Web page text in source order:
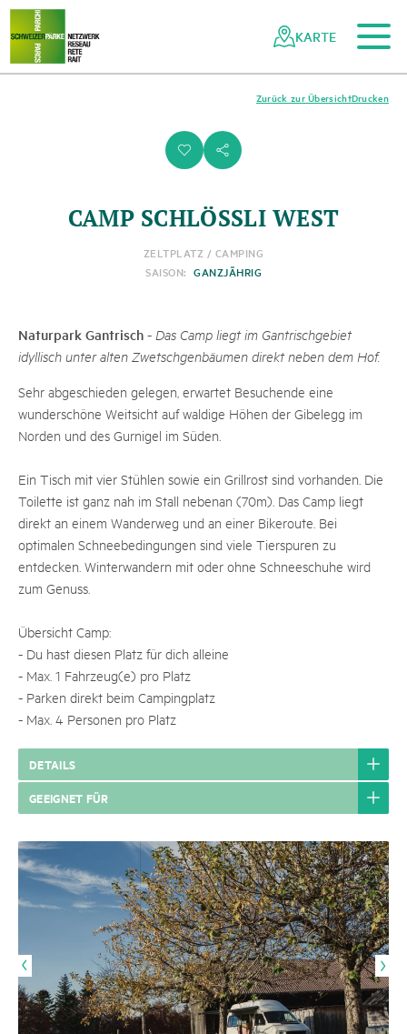
Navigieren
Netzwerk
Schweizer
Schnellnavigation
Zum Hauptinhalt
Zur mobilen Navigation
Zur Suche
Zum Fussbereich
Zur Sitemap
KARTE
i s
Drucken
Zurück zur Übersicht
CAMP SCHLÖSSLI WEST
ZELTPLATZ / CAMPING
SAISON: GANZJÄHRIG
Naturpark Gantrisch - Das Camp liegt im Gantrischgebiet
idyllisch unter alten Zwetschgenbäumen direkt neben dem Hof.
Sehr abgeschieden gelegen​,​ erwartet Besuchende eine
wunderschöne Weitsicht auf waldige Höhen der Gibelegg im
Norden und des Gurnigel im Süden.
Ein Tisch mit vier Stühlen sowie ein Grillrost sind vorhanden. Die
Toilette ist ganz nah im Stall nebenan (70m). Das Camp liegt
direkt an einem Wanderweg und an einer Bikeroute​. Bei
optimalen Schneebedingungen sind viele Tierspuren zu
entdecken. Winterwandern mit oder ohne Schneeschuhe wird
zum Genuss.
Übersicht Camp:
- Du hast diesen Platz für dich alleine
- Max. 1 Fahrzeug(e) pro Platz
- Parken direkt beim Campingplatz
- Max. 4 Personen pro Platz
DETAILS
GEEIGNET FÜR